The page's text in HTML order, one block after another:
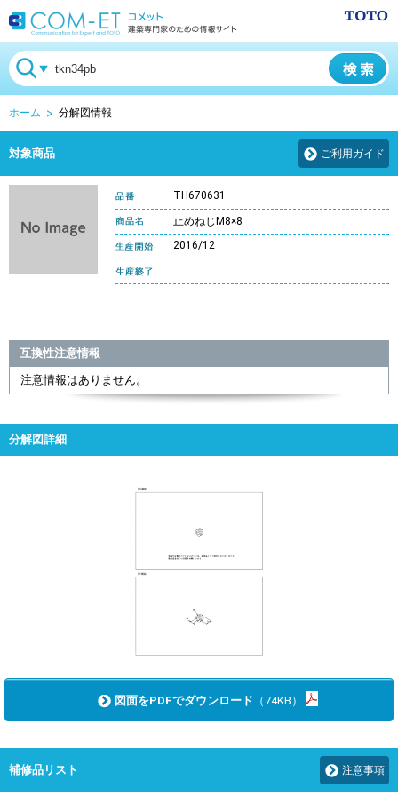
ホーム 分解図情報
対象商品 ご利用ガイド
TH670631
止めねじM8×8
2016/12
互換性注意情報
注意情報はありません。
分解図詳細
図面をPDFでダウンロード （74KB）
補修品リスト 注意事項